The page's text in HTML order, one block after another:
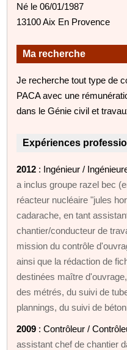
Né le 06/01/1987
13100 Aix En Provence
Ma recherche
Je recherche tout type de
PACA avec une
dans le Génie civil et
Expériences
2012 : Ingénieur /
a inclus groupe razel bec
réacteur nucléaire "jules
cadarache, en tant
chantier/conducteur de
mission du contrôle
ainsi que la rédaction de
destinées maître
des métrés, du suivi de
plannings, du suivi de
2009 : Contrôleur /
assistant chef de chantier